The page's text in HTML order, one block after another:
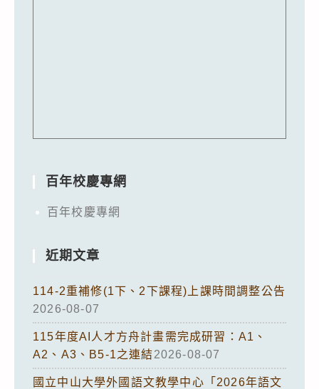
百年校慶專網
百年校慶專網
近期文章
114-2重補修(1下、2下課程)上課時間調整公告
2026-08-07
115年度AI人才方舟計畫需完成研習：A1、
A2、A3、B5-1之連結2026-08-07
國立中山大學外國語文教學中心「2026年語文